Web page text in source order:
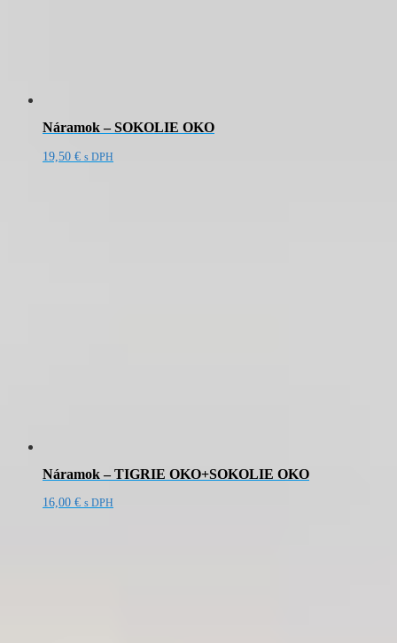
Náramok – SOKOLIE OKO
19,50 € s DPH
Náramok – TIGRIE OKO+SOKOLIE OKO
16,00 € s DPH